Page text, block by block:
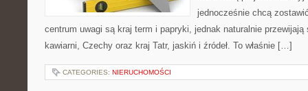
jednocześnie chcą
centrum uwagi są kraj term i papryki, jednak naturalnie
kawiarni, Czechy oraz kraj Tatr, jaskiń i źródeł. To właśnie […]
CATEGORIES: NIERUCHOMOŚCI